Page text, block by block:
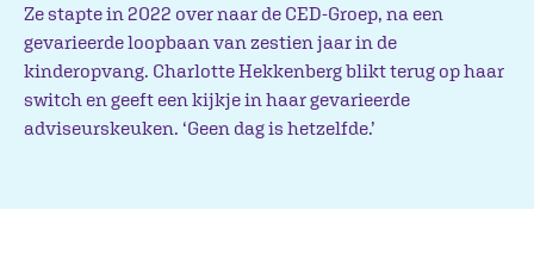
Ze stapte in 2022 over naar de CED-Groep, na een
gevarieerde loopbaan van zestien jaar in de
kinderopvang. Charlotte Hekkenberg blikt terug op haar
switch en geeft een kijkje in haar gevarieerde
adviseurskeuken. ‘Geen dag is hetzelfde.’